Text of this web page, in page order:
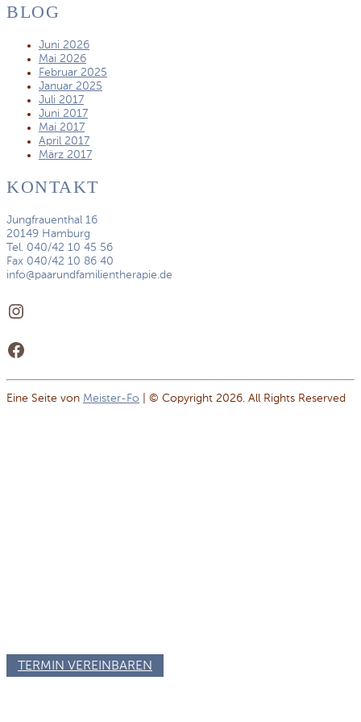
ONLINE-KURS
TERMIN VEREINBAREN
BLOG
Juni 2026
Mai 2026
Februar 2025
Januar 2025
Juli 2017
Juni 2017
Mai 2017
April 2017
März 2017
KONTAKT
Jungfrauenthal 16
20149 Hamburg
Tel. 040/42 10 45 56
Fax 040/42 10 86 40
info@paarundfamilientherapie.de
Instagram
Facebook
Eine Seite von Meister-Fo | © Copyright 2026. All Rights Reserved